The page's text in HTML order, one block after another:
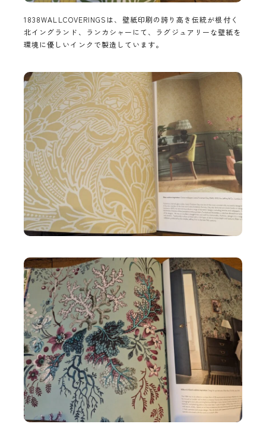
1838WALLCOVERINGSは、壁紙印刷の誇り高き伝統が根付く
北イングランド、ランカシャーにて、ラグジュアリーな壁紙を
環境に優しいインクで製造しています。